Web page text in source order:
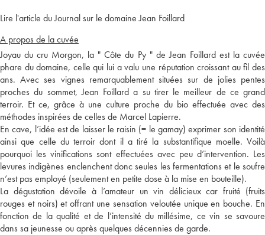
Lire l'article du Journal sur le domaine Jean Foillard
A propos de la cuvée
Joyau du cru Morgon, la " Côte du Py " de Jean Foillard est la cuvée
phare du domaine, celle qui lui a valu une réputation croissant au fil des
ans. Avec ses vignes remarquablement situées sur de jolies pentes
proches du sommet, Jean Foillard a su tirer le meilleur de ce grand
terroir. Et ce, grâce à une culture proche du bio effectuée avec des
méthodes inspirées de celles de Marcel Lapierre.
En cave, l’idée est de laisser le raisin (= le gamay) exprimer son identité
ainsi que celle du terroir dont il a tiré la substantifique moelle. Voilà
pourquoi les vinifications sont effectuées avec peu d’intervention. Les
levures indigènes enclenchent donc seules les fermentations et le soufre
n’est pas employé (seulement en petite dose à la mise en bouteille).
La dégustation dévoile à l’amateur un vin délicieux car fruité (fruits
rouges et noirs) et offrant une sensation veloutée unique en bouche. En
fonction de la qualité et de l’intensité du millésime, ce vin se savoure
dans sa jeunesse ou après quelques décennies de garde.